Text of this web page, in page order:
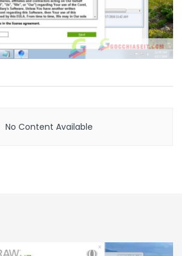
No Content Available